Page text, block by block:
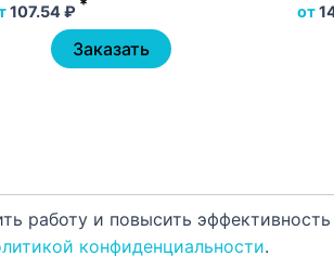
107.54₽
Заказать
от
работу и повысить
конфиденциальности.